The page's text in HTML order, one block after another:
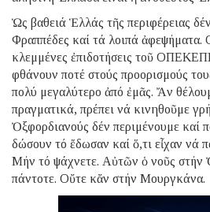
Ὡς βαθειά Ἑλλάς τῆς περιφέρειας
Φραππέδες καί τά λοιπά ἀφεψήματα.
κλεμμένες ἐπιδοτήσεις τοῦ ΟΠΕΚΕΠΕ
φθάνουν ποτέ στούς προορισμούς
πολύ μεγαλύτερο ἀπό ἐμᾶς. Ἄν
πραγματικά, πρέπει νά κινηθοῦμε
Ὀξφορδιανούς δέν περιμένουμε καί
δώσουν τό ἔδωσαν καί ὅ,τι εἶχαν νά
Μήν τό ψάχνετε. Αὐτῶν ὁ νοῦς στήν
πάντοτε. Οὔτε κἄν στήν Μουργκάνα.